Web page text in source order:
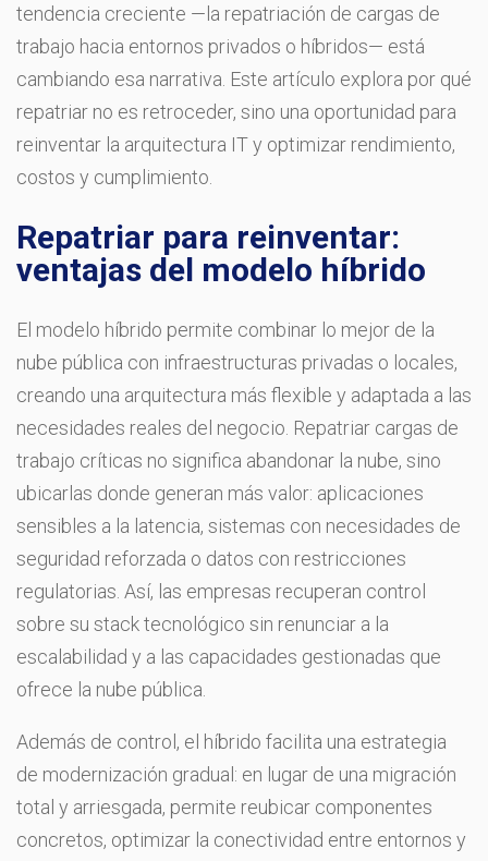
tendencia creciente —la repatriación de cargas de
trabajo hacia entornos privados o híbridos— está
cambiando esa narrativa. Este artículo explora por qué
repatriar no es retroceder, sino una oportunidad para
reinventar la arquitectura IT y optimizar rendimiento,
costos y cumplimiento.
Repatriar para reinventar:
ventajas del modelo híbrido
El modelo híbrido permite combinar lo mejor de la
nube pública con infraestructuras privadas o locales,
creando una arquitectura más flexible y adaptada a las
necesidades reales del negocio. Repatriar cargas de
trabajo críticas no significa abandonar la nube, sino
ubicarlas donde generan más valor: aplicaciones
sensibles a la latencia, sistemas con necesidades de
seguridad reforzada o datos con restricciones
regulatorias. Así, las empresas recuperan control
sobre su stack tecnológico sin renunciar a la
escalabilidad y a las capacidades gestionadas que
ofrece la nube pública.
Además de control, el híbrido facilita una estrategia
de modernización gradual: en lugar de una migración
total y arriesgada, permite reubicar componentes
concretos, optimizar la conectividad entre entornos y